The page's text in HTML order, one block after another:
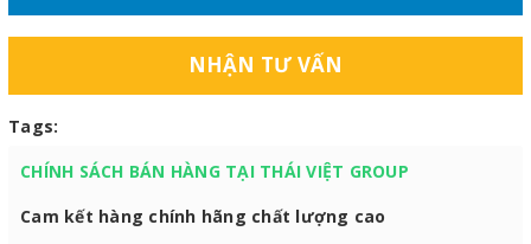
NHẬN TƯ VẤN
Tags:
CHÍNH SÁCH BÁN HÀNG TẠI THÁI VIỆT GROUP
Cam kết hàng chính hãng chất lượng cao